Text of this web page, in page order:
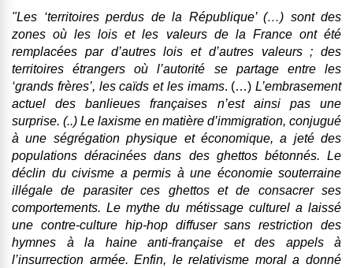
"Les ‘territoires perdus de la République’ (…) sont des
zones où les lois et les valeurs de la France ont été
remplacées par d’autres lois et d’autres valeurs ; des
territoires étrangers où l’autorité se partage entre les
‘grands frères’, les caïds et les imams. (…) L’embrasement
actuel des banlieues françaises n’est ainsi pas une
surprise. (..) Le laxisme en matière d’immigration, conjugué
à une ségrégationphysique et économique, a jeté des
populations déracinées dans des ghettos bétonnés. Le
déclin du civisme a permis à une économie souterraine
illégale de parasiter ces ghettos et de consacrer ses
comportements. Lemythe du métissageculturel a laissé
une contre-culture hip-hop diffuser sans restriction des
hymnes à la haine anti-française et des appels à
l’insurrection armée. Enfin, lerelativisme morala donné